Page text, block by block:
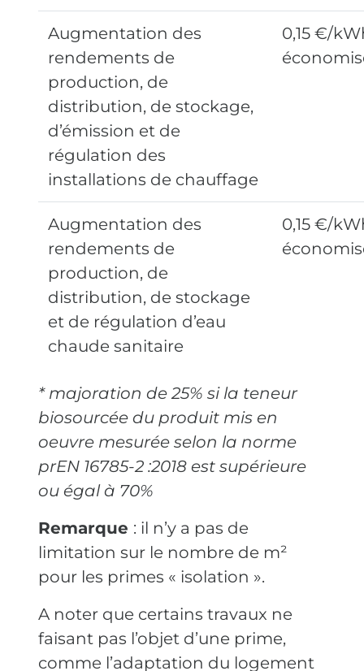
Augmentation des
rendements de
production, de
distribution, de stockage,
d’émission et de
régulation des
installations de chauffage
0,15 €/
Augmentation des
rendements de
production, de
distribution, de stockage
et de régulation d’eau
chaude sanitaire
0,15 €/
* majoration de 25% si la teneur
biosourcée du produit mis en
oeuvre mesurée selon la norme
prEN 16785-2 :2018 est supérieure
ou égal à 70%
Remarque : il n’y a pas de
limitation sur le nombre de m²
pour les primes « isolation ».
A noter que certains travaux ne
faisant pas l’objet d’une prime,
comme l’adaptation du logement